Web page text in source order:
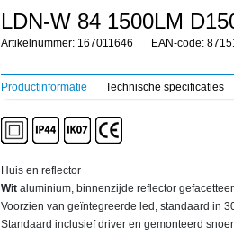
LDN-W 84 1500LM
Artikelnummer: 167011646 EAN-code:
Productinformatie Technische specificaties
Huis en reflector
Wit aluminium, binnenzijde reflector
Voorzien van geïntegreerde led, standaard in
Standaard inclusief driver en gemonteerd